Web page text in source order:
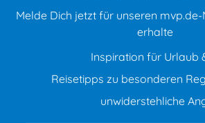
Melde Dich jetzt für unseren
erhalte
Inspiration für Urlaub
Reisetipps zu besonderen
unwiderstehliche